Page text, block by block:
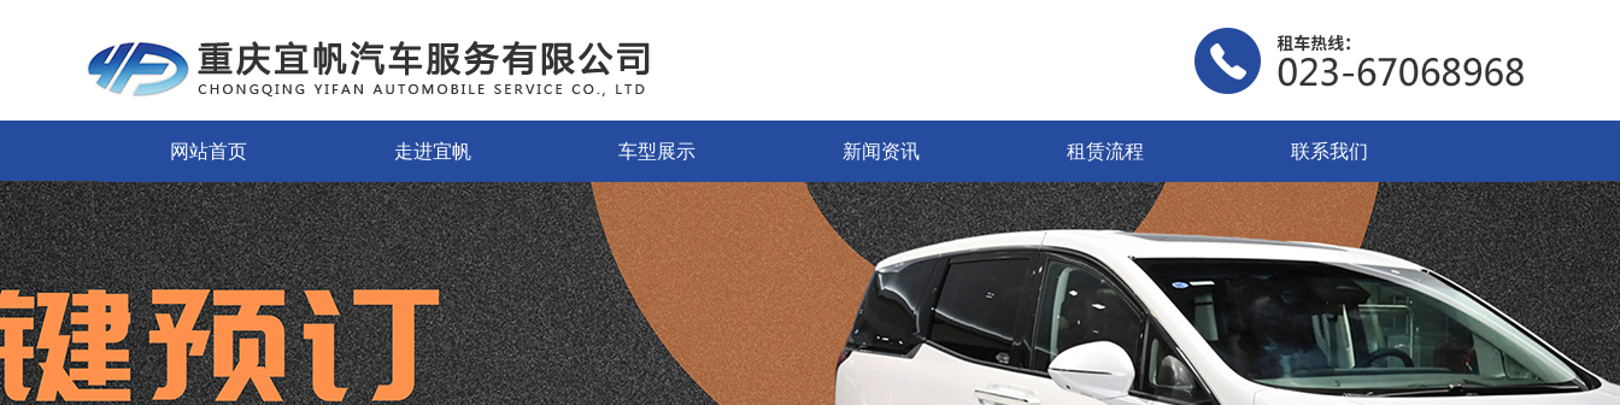
网站首页 走进宜帆 车型展示 新闻资讯 租赁流程 联系我们